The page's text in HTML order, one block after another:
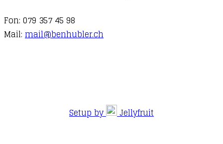
Fon: 079 357 45 98
Mail: mail@benhubler.ch
Setup by Jellyfruit